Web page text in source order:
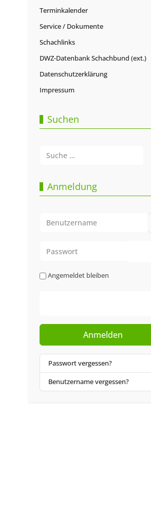
Terminkalender
Service / Dokumente
Schachlinks
DWZ-Datenbank Schachbund (ext.)
Datenschutzerklärung
Impressum
Suchen
Anmeldung
Angemeldet bleiben
Anmelden
Passwort vergessen?
Benutzername vergessen?